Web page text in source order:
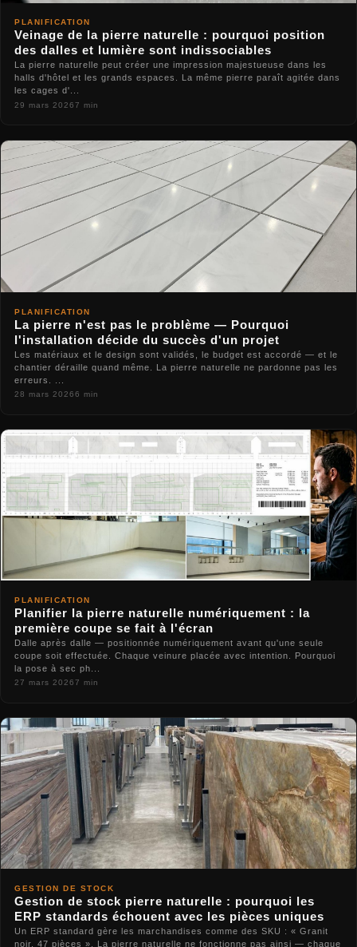
PLANIFICATION
Veinage de la pierre naturelle : pourquoi position
des dalles et lumière sont indissociables
La pierre naturelle peut créer une impression majestueuse dans les
halls d'hôtel et les grands espaces. La même pierre paraît agitée dans
les cages d'...
29 mars 20267 min
PLANIFICATION
La pierre n'est pas le problème — Pourquoi
l'installation décide du succès d'un projet
Les matériaux et le design sont validés, le budget est accordé — et le
chantier déraille quand même. La pierre naturelle ne pardonne pas les
erreurs. ...
28 mars 20266 min
PLANIFICATION
Planifier la pierre naturelle numériquement : la
première coupe se fait à l'écran
Dalle après dalle — positionnée numériquement avant qu'une seule
coupe soit effectuée. Chaque veinure placée avec intention. Pourquoi
la pose à sec ph...
27 mars 20267 min
GESTION DE STOCK
Gestion de stock pierre naturelle : pourquoi les
ERP standards échouent avec les pièces uniques
Un ERP standard gère les marchandises comme des SKU : « Granit
noir, 47 pièces ». La pierre naturelle ne fonctionne pas ainsi — chaque